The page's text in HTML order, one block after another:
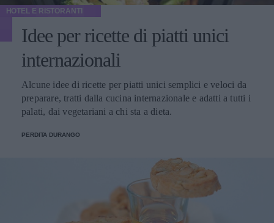
HOTEL E RISTORANTI
Idee per ricette di piatti unici
internazionali
Alcune idee di ricette per piatti unici semplici e veloci da
preparare, tratti dalla cucina internazionale e adatti a tutti i
palati, dai vegetariani a chi sta a dieta.
PERDITA DURANGO